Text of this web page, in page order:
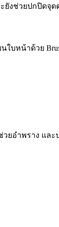
งช่วยปกปิดจุด
บหน้าด้วย
วยอำพราง และ